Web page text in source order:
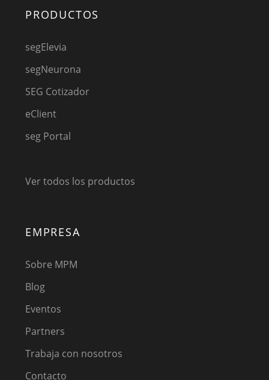
PRODUCTOS
segElevia
segNeurona
SEG Cotizador
eClient
seg Portal
Ver todos los productos
EMPRESA
Sobre MPM
Blog
Eventos
Partners
Trabaja con nosotros
Contacto